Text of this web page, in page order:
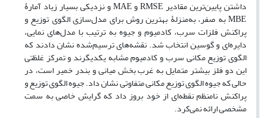
داشتن پایین‌‌ترین مقادیر RMSE و MAE و نزدیکی بسیار زیاد آمارۀ
MBE به صفر، به‌منزلۀ بهترین روش برای مدل‌‌سازی الگوی توزیع و
پراکنش فلزات سرب، کادمیوم و جیوه به ترتیب با مدل‌‌های نمایی،
دایره‌‌ای و گوسین انتخاب شد. نقشه‌‌های ترسیم‌شده نشان دادند که
الگوی توزیع مکانی سرب و کادمیوم مشابه یکدیگرند و تمرکز غلظتی
این دو فلز بیشتر متمایل به غرب بخش میانی و بندر خمیر است، در
حالی که جیوه الگوی توزیع مکانی متفاوتی نشان داد. جیوه الگوی توزیع و
پراکنش نامنظم نقطه‌‌‌ای از خود بروز داد که گرایش خاصی به سمت
مشخصی ارائه نمی‌کرد.